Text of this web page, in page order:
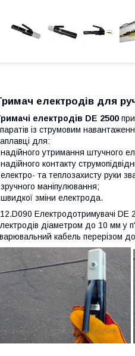
електродів для
електродів DE 2500
із струмовим
для:
утримання штучного
контакту
та теплозахисту руки
маніпулювання;
зміни електрода.
Електродотримувачі DE
діаметром до 10 мм у
кабель перерізом